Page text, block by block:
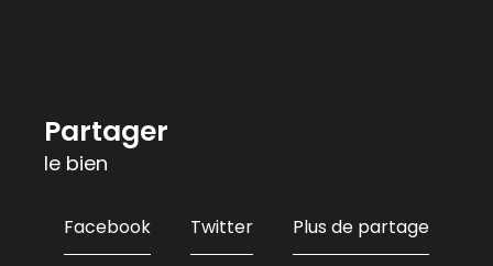
partager
le bien
Facebook Twitter Plus de partage